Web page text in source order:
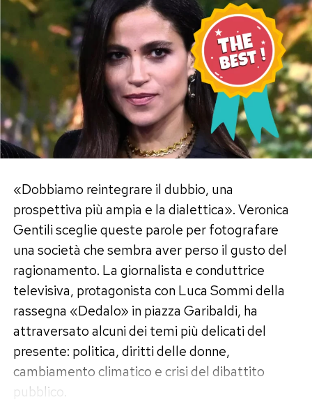
«Dobbiamo reintegrare il dubbio, una
prospettiva più ampia e la dialettica». Veronica
Gentili sceglie queste parole per fotografare
una società che sembra aver perso il gusto del
ragionamento. La giornalista e conduttrice
televisiva, protagonista con Luca Sommi della
rassegna «Dedalo» in piazza Garibaldi, ha
attraversato alcuni dei temi più delicati del
presente: politica, diritti delle donne,
cambiamento climatico e crisi del dibattito
pubblico.